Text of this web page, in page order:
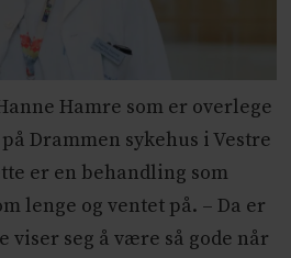
Hanne Hamre som er overlege
Drammen sykehus i Vestre
er en behandling som
lenge og ventet på. – Da er
viser seg å være så gode når